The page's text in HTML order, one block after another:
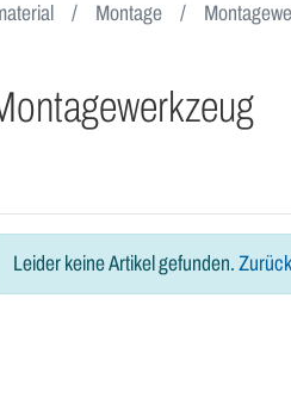
Montage
Leider keine Artikel gefunden.